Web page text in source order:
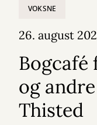
VOKSNE
26. august
og
Thisted